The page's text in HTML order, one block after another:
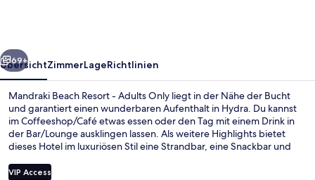
Weiter
69+
ÜbersichtZimmerLageRichtlinien
Mandraki Beach Resort - Adults Only liegt in der Nähe der Bucht
und garantiert einen wunderbaren Aufenthalt in Hydra. Du kannst
im Coffeeshop/Café etwas essen oder den Tag mit einem Drink in
der Bar/Lounge ausklingen lassen. Als weitere Highlights bietet
dieses Hotel im luxuriösen Stil eine Strandbar, eine Snackbar und
VIP Access